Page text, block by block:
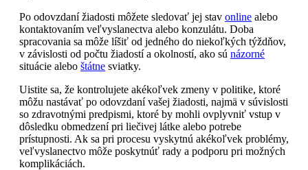
Po odovzdaní žiadosti môžete sledovať jej stav online alebo
kontaktovaním veľvyslanectva alebo konzulátu. Doba
spracovania sa môže líšiť od jedného do niekoľkých týždňov,
v závislosti od počtu žiadostí a okolností, ako sú názorné
situácie alebo štátne sviatky.
Uistite sa, že kontrolujete akékoľvek zmeny v politike, ktoré
môžu nastávať po odovzdaní vašej žiadosti, najmä v súvislosti
so zdravotnými predpismi, ktoré by mohli ovplyvniť vstup v
dôsledku obmedzení pri liečivej látke alebo potrebe
prístupnosti. Ak sa pri procesu vyskytnú akékoľvek problémy,
veľvyslanectvo môže poskytnúť rady a podporu pri možných
komplikáciách.